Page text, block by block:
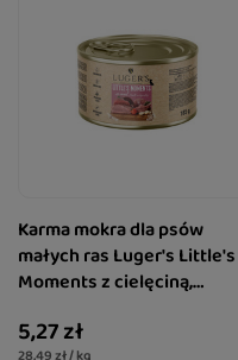
Karma mokra dla psów
małych ras Luger's Little's
Moments z cielęciną,
g
5,27 zł